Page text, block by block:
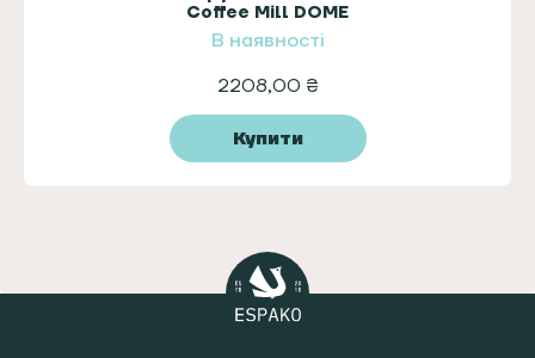
Coffee Mill DOME
В наявності
2208,00 ₴
Купити